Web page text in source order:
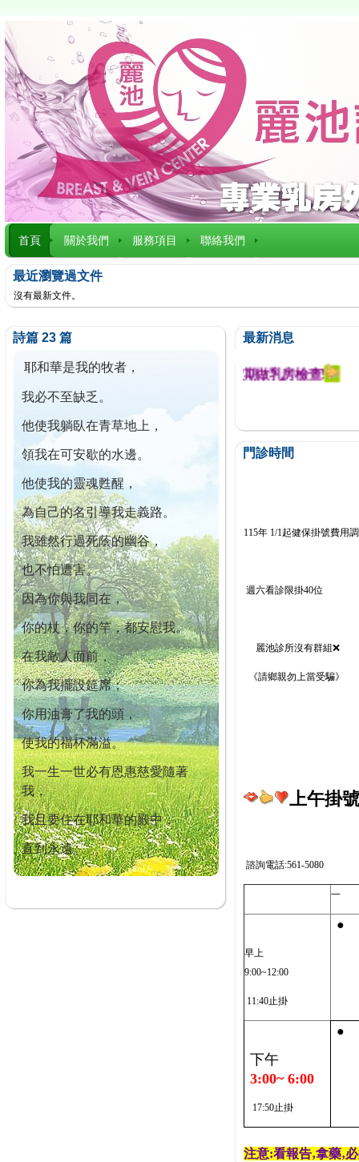
首頁 關於我們 服務項目 聯絡我們
最近瀏覽過文件
沒有最新文件。
詩篇 23 篇
耶和華是我的牧者，
我必不至缺乏。
他使我躺臥在青草地上，
領我在可安歇的水邊。
他使我的靈魂甦醒，
為自己的名引導我走義路。
我雖然行過死蔭的幽谷，
也不怕遭害。
因為你與我同在，
你的杖，你的竿，都安慰我。
在我敵人面前，
你為我擺設筵席；
你用油膏了我的頭，
使我的福杯滿溢。
我一生一世必有恩惠慈愛隨著
我，
我且要住在耶和華的殿中，
直到永遠。
最新消息
今已篩檢出1700位乳癌患者,提醒您定期做乳房檢查!
門診時間
115年 1/1起健保掛號費用
週六看診限掛40位
麗池診所沒有群組❌
《請鄉親勿上當受騙》
上午掛
諮詢電話:561-5080
一
早上
9:00~12:00
11:40止掛
●
下午
3:00~ 6:00
17:50止掛
●
注意:看報告‚拿藥‚